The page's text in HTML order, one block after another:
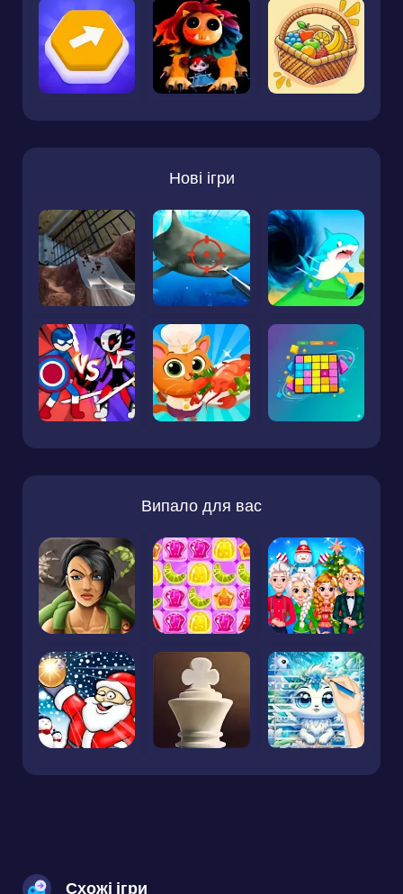
Нові ігри
Випало для вас
Схожі ігри